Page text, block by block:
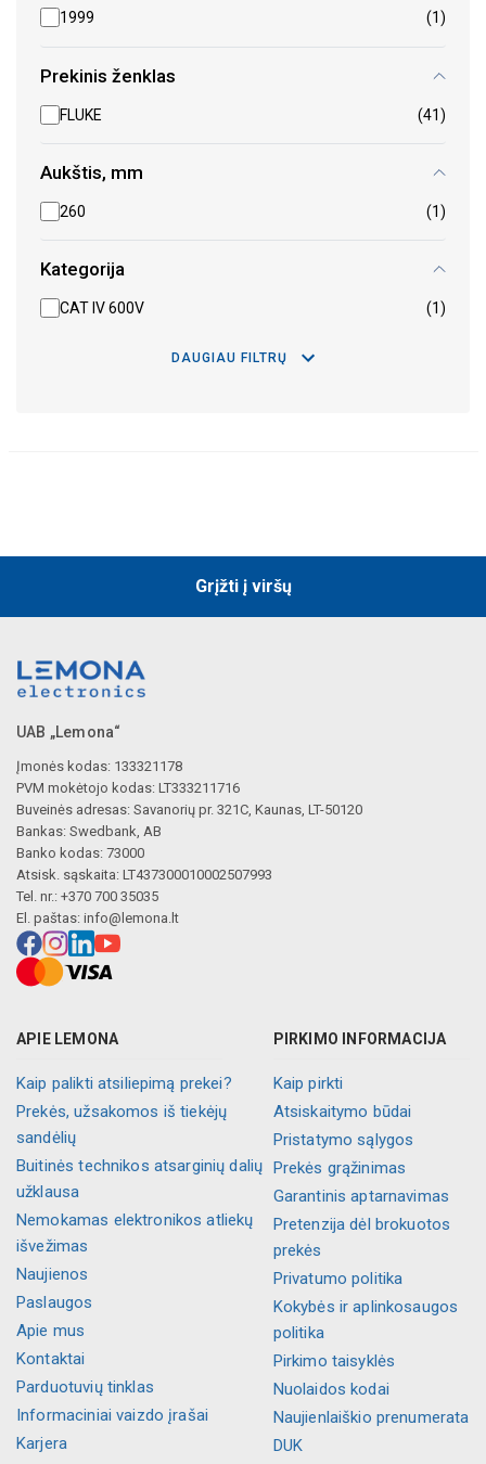
1999 (1)
Prekinis ženklas
FLUKE (41)
Aukštis, mm
260 (1)
Kategorija
CAT IV 600V (1)
DAUGIAU FILTRŲ
Grįžti į viršų
UAB „Lemona“
Įmonės kodas: 133321178
PVM mokėtojo kodas: LT333211716
Buveinės adresas: Savanorių pr. 321C, Kaunas, LT-50120
Bankas: Swedbank, AB
Banko kodas: 73000
Atsisk. sąskaita: LT437300010002507993
Tel. nr.: +370 700 35035
El. paštas: info@lemona.lt
APIE LEMONA
Kaip palikti atsiliepimą prekei?
Prekės, užsakomos iš tiekėjų
sandėlių
Buitinės technikos atsarginių dalių
užklausa
Nemokamas elektronikos atliekų
išvežimas
Naujienos
Paslaugos
Apie mus
Kontaktai
Parduotuvių tinklas
Informaciniai vaizdo įrašai
Karjera
PIRKIMO INFORMACIJA
Kaip pirkti
Atsiskaitymo būdai
Pristatymo sąlygos
Prekės grąžinimas
Garantinis aptarnavimas
Pretenzija dėl brokuotos
prekės
Privatumo politika
Kokybės ir aplinkosaugos
politika
Pirkimo taisyklės
Nuolaidos kodai
Naujienlaiškio prenumerata
DUK